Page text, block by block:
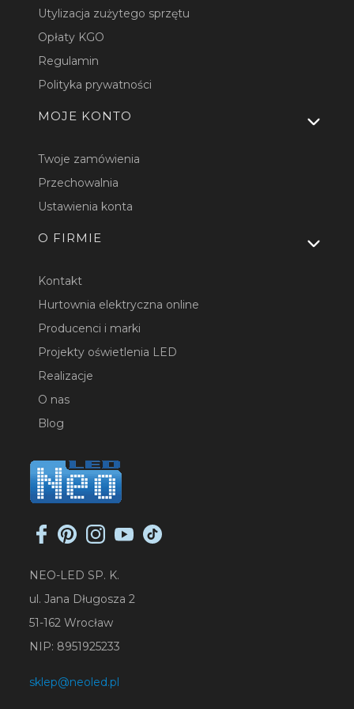
Utylizacja zużytego sprzętu
Opłaty KGO
Regulamin
Polityka prywatności
MOJE KONTO
Twoje zamówienia
Przechowalnia
Ustawienia konta
O FIRMIE
Kontakt
Hurtownia elektryczna online
Producenci i marki
Projekty oświetlenia LED
Realizacje
O nas
Blog
NEO-LED SP. K.
ul. Jana Długosza 2
51-162 Wrocław
NIP: 8951925233
sklep@neoled.pl